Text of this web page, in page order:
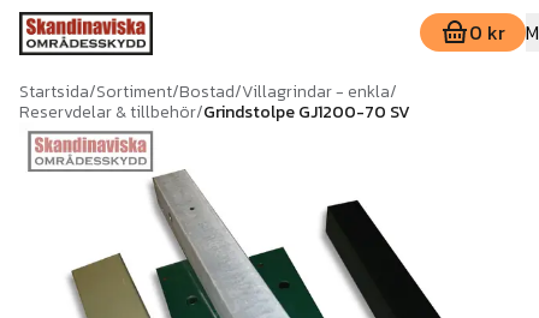
0 kr
Startsida/Sortiment/Bostad/Villagrindar - enkla/
Reservdelar & tillbehör/Grindstolpe GJ1200-70 SV